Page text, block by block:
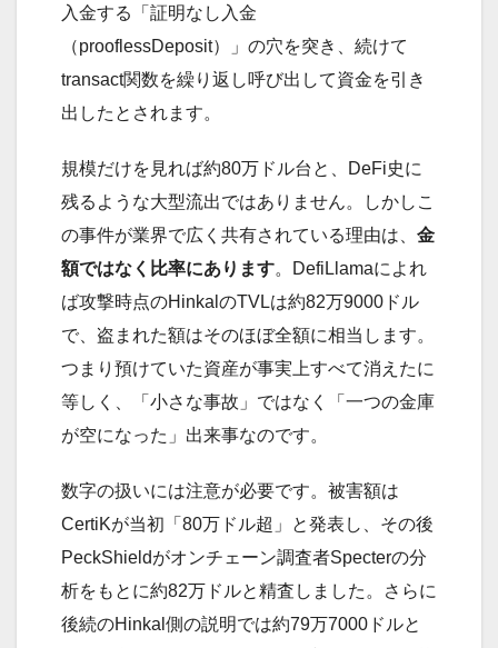
入金する「証明なし入金
（prooflessDeposit）」の穴を突き、続けて
transact関数を繰り返し呼び出して資金を引き
出したとされます。
規模だけを見れば約80万ドル台と、DeFi史に
残るような大型流出ではありません。しかしこ
の事件が業界で広く共有されている理由は、 金
額ではなく比率にあります。DefiLlamaによれ
ば攻撃時点のHinkalのTVLは約82万9000ドル
で、盗まれた額はそのほぼ全額に相当します。
つまり預けていた資産が事実上すべて消えたに
等しく、「小さな事故」ではなく「一つの金庫
が空になった」出来事なのです。
数字の扱いには注意が必要です。被害額は
CertiKが当初「80万ドル超」と発表し、その後
PeckShieldがオンチェーン調査者Specterの分
析をもとに約82万ドルと精査しました。さらに
後続のHinkal側の説明では約79万7000ドルと